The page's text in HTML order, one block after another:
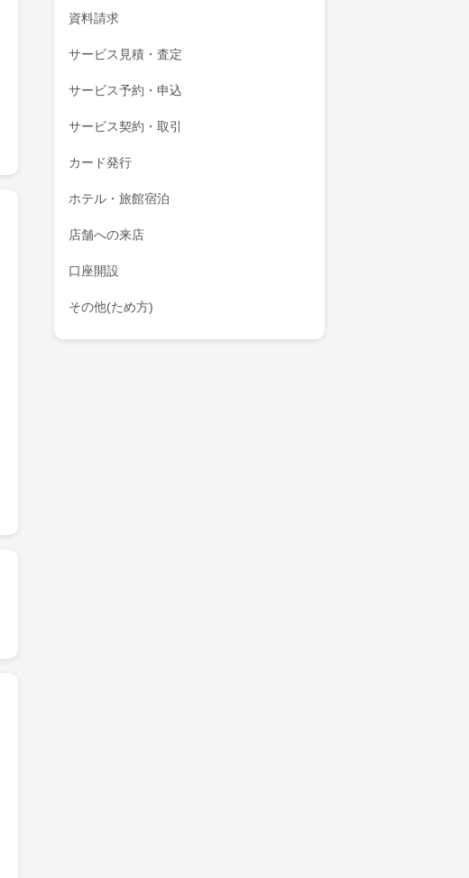
資料請求
サービス見積・査定
サービス予約・申込
サービス契約・取引
カード発行
ホテル・旅館宿泊
店舗への来店
口座開設
その他(ため方)